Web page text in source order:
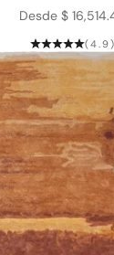
Precio de oferta
Desde $
(4.9)